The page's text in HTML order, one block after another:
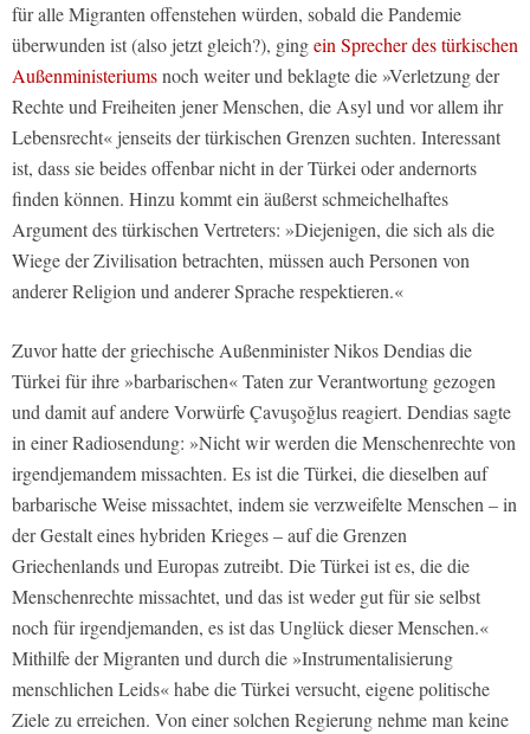
für alle Migranten offenstehen würden, sobald die Pandemie
überwunden ist (also jetzt gleich?), gingein Sprecher des türkischen
Außenministeriumsnoch weiter und beklagte die »Verletzung der
Rechte und Freiheiten jener Menschen, die Asyl und vor allem ihr
Lebensrecht« jenseits der türkischen Grenzen suchten. Interessant
ist, dass sie beides offenbar nicht in der Türkei oder andernorts
finden können. Hinzu kommt ein äußerst schmeichelhaftes
Argument des türkischen Vertreters: »Diejenigen, die sich als die
Wiege der Zivilisation betrachten, müssen auch Personen von
anderer Religion und anderer Sprache respektieren.«
Zuvor hatte der griechische Außenminister Nikos Dendias die
Türkei für ihre »barbarischen« Taten zur Verantwortung gezogen
und damit auf andere Vorwürfe Çavuşoğlus reagiert. Dendias sagte
in einer Radiosendung: »Nicht wir werden die Menschenrechte von
irgendjemandem missachten. Es ist die Türkei, die dieselben auf
barbarische Weise missachtet, indem sie verzweifelte Menschen – in
der Gestalt eines hybriden Krieges – auf die Grenzen
Griechenlands und Europas zutreibt. Die Türkei ist es, die die
Menschenrechte missachtet, und das ist weder gut für sie selbst
noch für irgendjemanden, es ist das Unglück dieser Menschen.«
Mithilfe der Migranten und durch die »Instrumentalisierung
menschlichen Leids« habe die Türkei versucht, eigene politische
Ziele zu erreichen. Von einer solchen Regierung nehme man keine